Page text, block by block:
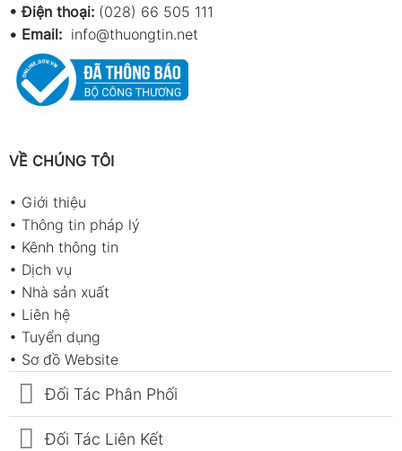
• Điện thoại: (028) 66 505 111
• Email: info@thuongtin.net
VỀ CHÚNG TÔI
• Giới thiệu
• Thông tin pháp lý
• Kênh thông tin
• Dịch vụ
• Nhà sản xuất
• Liên hệ
• Tuyển dụng
• Sơ đồ Website
Đối Tác Phân Phối
Đối Tác Liên Kết